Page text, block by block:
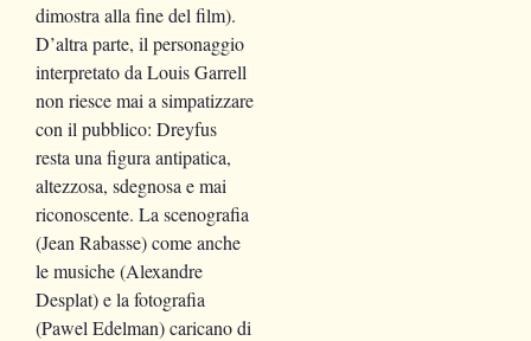
dimostra alla fine del film).
D’altra parte, il personaggio
interpretato da Louis Garrell
non riesce mai a simpatizzare
con il pubblico: Dreyfus
resta una figura antipatica,
altezzosa, sdegnosa e mai
riconoscente. La scenografia
(Jean Rabasse) come anche
le musiche (Alexandre
Desplat) e la fotografia
(Pawel Edelman) caricano di